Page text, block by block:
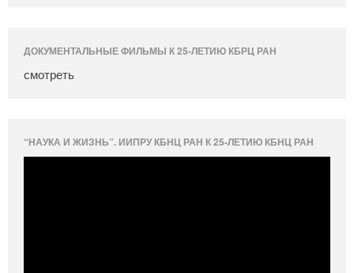
ДОКУМЕНТАЛЬНЫЕ ФИЛЬМЫ К 25-ЛЕТИЮ КБРЦ РАН
смотреть
“НАУКА И ЖИЗНЬ”. ИИПРУ КБНЦ РАН К 25-ЛЕТИЮ КБНЦ РАН